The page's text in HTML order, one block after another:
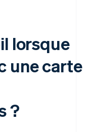
lorsque
une carte
?